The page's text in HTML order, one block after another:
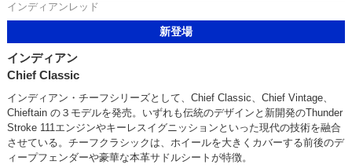
インディアンレッド
新登場
インディアン
Chief Classic
インディアン・チーフシリーズとして、Chief Classic、Chief Vintage、
Chieftain の３モデルを発売。いずれも伝統のデザインと新開発のThunder
Stroke 111エンジンやキーレスイグニッションといった現代の技術を融合
させている。チーフクラシックは、ホイールを大きくカバーする前後のデ
ィープフェンダーや豪華な本革サドルシートが特徴。